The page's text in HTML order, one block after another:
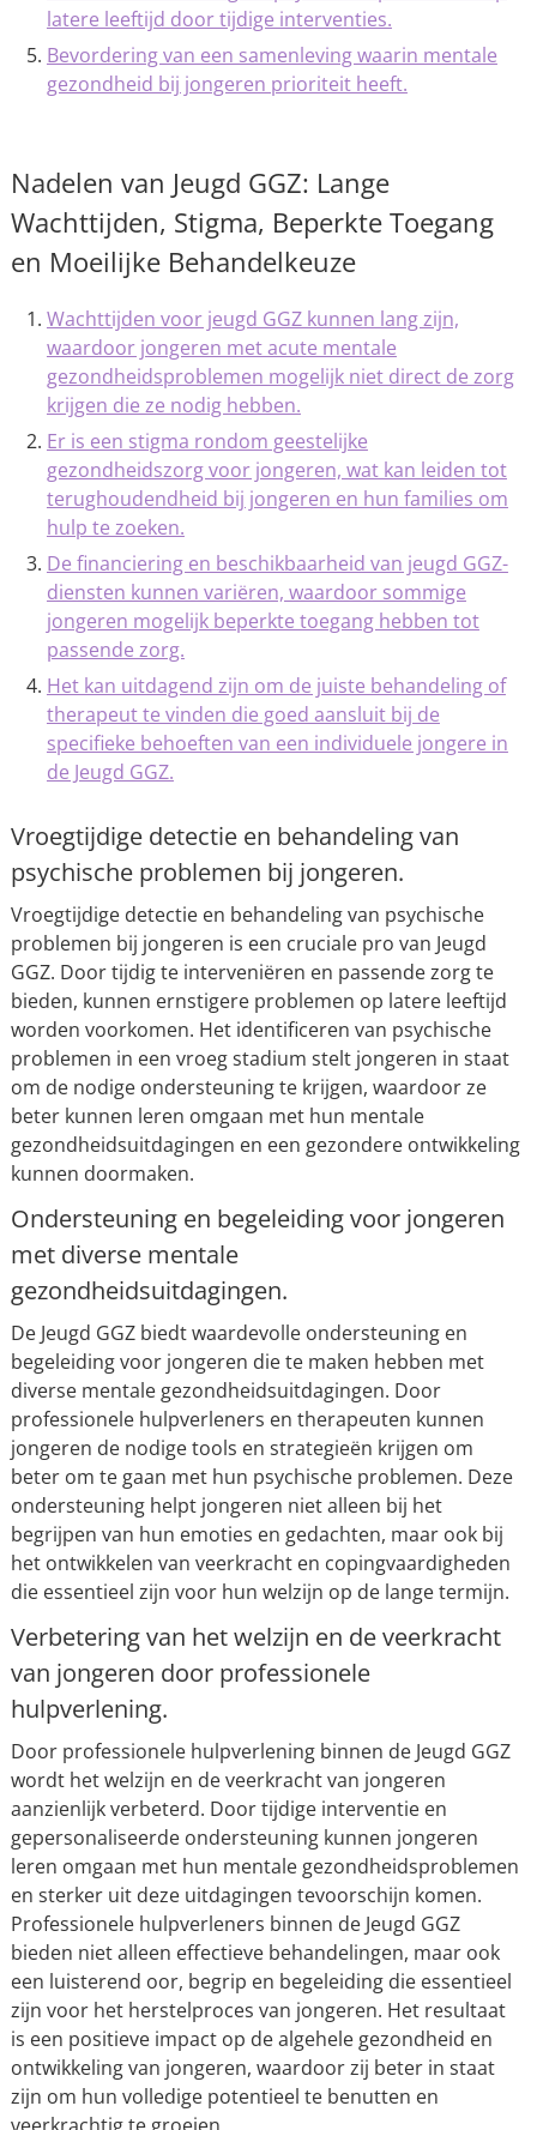
latere leeftijd door tijdige interventies.
Bevordering van een samenleving waarin mentale
gezondheid bij jongeren prioriteit heeft.
Nadelen van Jeugd GGZ: Lange
Wachttijden, Stigma, Beperkte Toegang
en Moeilijke Behandelkeuze
Wachttijden voor jeugd GGZ kunnen lang zijn,
waardoor jongeren met acute mentale
gezondheidsproblemen mogelijk niet direct de zorg
krijgen die ze nodig hebben.
Er is een stigma rondom geestelijke
gezondheidszorg voor jongeren, wat kan leiden tot
terughoudendheid bij jongeren en hun families om
hulp te zoeken.
De financiering en beschikbaarheid van jeugd GGZ-
diensten kunnen variëren, waardoor sommige
jongeren mogelijk beperkte toegang hebben tot
passende zorg.
Het kan uitdagend zijn om de juiste behandeling of
therapeut te vinden die goed aansluit bij de
specifieke behoeften van een individuele jongere in
de Jeugd GGZ.
Vroegtijdige detectie en behandeling van
psychische problemen bij jongeren.
Vroegtijdige detectie en behandeling van psychische
problemen bij jongeren is een cruciale pro van Jeugd
GGZ. Door tijdig te interveniëren en passende zorg te
bieden, kunnen ernstigere problemen op latere leeftijd
worden voorkomen. Het identificeren van psychische
problemen in een vroeg stadium stelt jongeren in staat
om de nodige ondersteuning te krijgen, waardoor ze
beter kunnen leren omgaan met hun mentale
gezondheidsuitdagingen en een gezondere ontwikkeling
kunnen doormaken.
Ondersteuning en begeleiding voor jongeren
met diverse mentale
gezondheidsuitdagingen.
De Jeugd GGZ biedt waardevolle ondersteuning en
begeleiding voor jongeren die te maken hebben met
diverse mentale gezondheidsuitdagingen. Door
professionele hulpverleners en therapeuten kunnen
jongeren de nodige tools en strategieën krijgen om
beter om te gaan met hun psychische problemen. Deze
ondersteuning helpt jongeren niet alleen bij het
begrijpen van hun emoties en gedachten, maar ook bij
het ontwikkelen van veerkracht en copingvaardigheden
die essentieel zijn voor hun welzijn op de lange termijn.
Verbetering van het welzijn en de veerkracht
van jongeren door professionele
hulpverlening.
Door professionele hulpverlening binnen de Jeugd GGZ
wordt het welzijn en de veerkracht van jongeren
aanzienlijk verbeterd. Door tijdige interventie en
gepersonaliseerde ondersteuning kunnen jongeren
leren omgaan met hun mentale gezondheidsproblemen
en sterker uit deze uitdagingen tevoorschijn komen.
Professionele hulpverleners binnen de Jeugd GGZ
bieden niet alleen effectieve behandelingen, maar ook
een luisterend oor, begrip en begeleiding die essentieel
zijn voor het herstelproces van jongeren. Het resultaat
is een positieve impact op de algehele gezondheid en
ontwikkeling van jongeren, waardoor zij beter in staat
zijn om hun volledige potentieel te benutten en